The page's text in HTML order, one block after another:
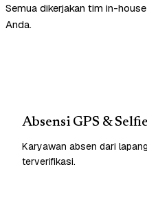
Semua dikerjakan tim in-
Anda.
Absensi GPS & Selfie
Karyawan absen dari
terverifikasi.